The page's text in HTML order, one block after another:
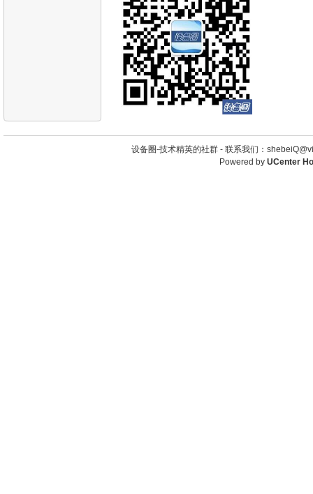
设备圈-技术精英的社群 - 联系我们：
Powered by UCenter